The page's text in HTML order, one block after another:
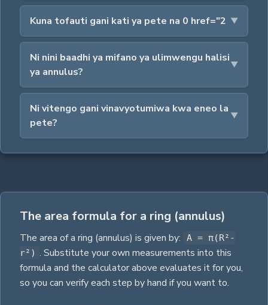
Kuna tofauti gani kati ya pete na 0 href="2
Ni nini baadhi ya mifano ya ulimwengu halisi
ya annulus?
Ni vitengo gani vinavyotumiwa kwa eneo la
pete?
The area formula for a ring (annulus)
The area of a ring (annulus) is given by:
A = π(R²-
r²) . Substitute your own measurements into this
formula and the calculator above evaluates it for you,
so you can verify each step by hand if you want to.